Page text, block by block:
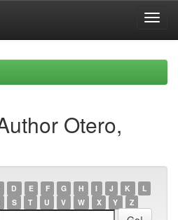
Otero,
D E F G H I J K
L
S T U V W X Y Z